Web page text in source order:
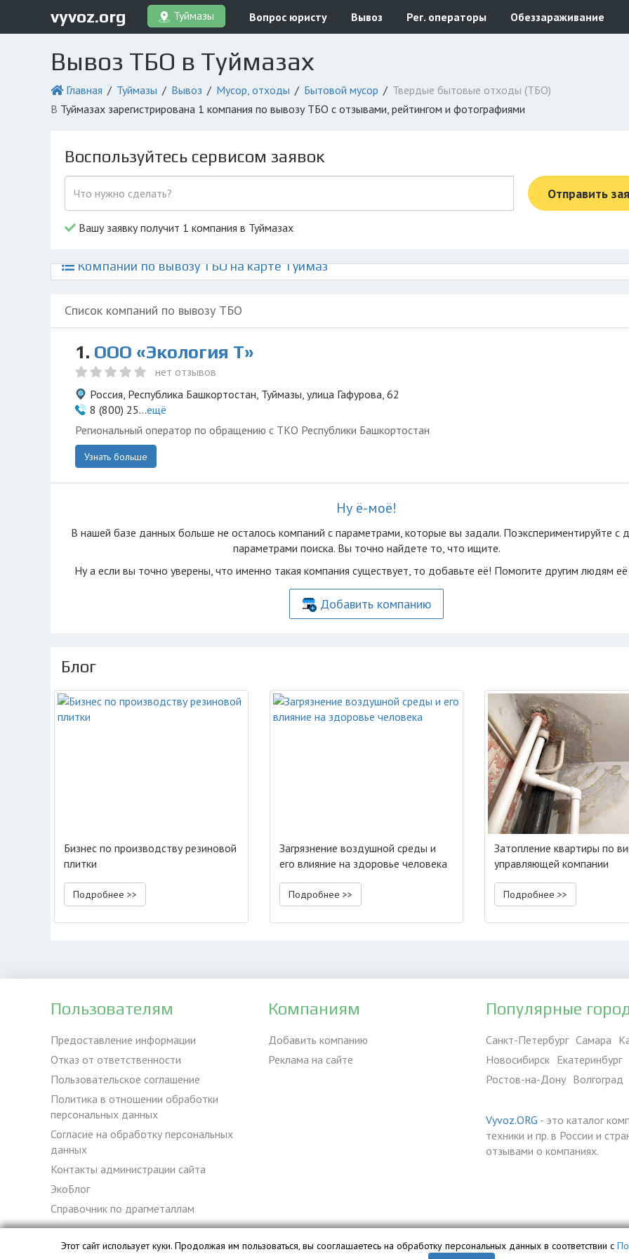
vyvoz.org Туймазы Вопрос юристу Вывоз Рег. операторы Обеззараживание
Вывоз ТБО в Туймазах
Главная Туймазы Вывоз Мусор, отходы Бытовой мусор
Твердые бытовые отходы (ТБО)
в Туймазах зарегистрирована 1 компания по вывозу ТБО с отзывами, рейтингом и фотографиями
Воспользуйтесь сервисом заявок
Отправить
Вашу заявку получит 1 компания в Туймазах
Компании по вывозу ТБО на карте Туймаз
Список компаний по вывозу ТБО
1. ООО «Экология Т»
нет отзывов
Россия, Республика Башкортостан, Туймазы, улица Гафурова, 62
8 (800) 25...ещё
Региональный оператор по обращению с ТКО Республики Башкортостан
Узнать больше
Ну ё-моё!
В нашей базе данных больше не осталоcь компаний с параметрами, которые вы задали. Поэкспериментируйте с
параметрами поиска. Вы точно найдете то, что ищите.
Ну а если вы точно уверены, что именно такая компания существует, то добавьте её! Помогите другим людям
Добавить компанию
Блог
Бизнес по производству резиновой
плитки
Подробнее >>
Загрязнение воздушной среды и
его влияние на здоровье человека
Подробнее >>
Затопление квартиры по
управляющей компании
Подробнее >>
Пользователям
Предоставление информации
Отказ от ответственности
Пользовательское соглашение
Политика в отношении обработки
персональных данных
Согласие на обработку персональных
данных
Контакты администрации сайта
ЭкоБлог
Справочник по драгметаллам
Компаниям
Добавить компанию
Реклама на сайте
Популярные
Санкт-Петербург Самара
Новосибирск Екатеринбург
Ростов-на-Дону Волгоград
Vyvoz.ORG - это каталог
техники и пр. в России и
отзывами о компаниях.
Этот сайт использует куки. Продолжая им пользоваться, вы сооглашаетесь на обработку персональных данных в соответствии с